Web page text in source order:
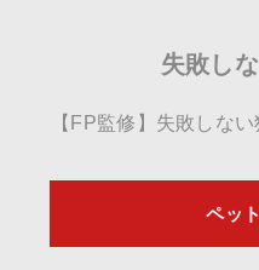
失敗し
【FP監修】失敗しな
ペッ